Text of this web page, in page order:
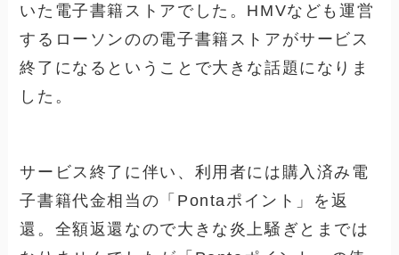
いた電子書籍ストアでした。HMVなども運営
するローソンのの電子書籍ストアがサービス
終了になるということで大きな話題になりま
した。
サービス終了に伴い、利用者には購入済み電
子書籍代金相当の「Pontaポイント」を返
還。全額返還なので大きな炎上騒ぎとまでは